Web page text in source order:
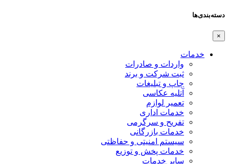
دسته‌بندی‌ها
×
خدمات
واردات و صادرات
ثبت شرکت و برند
چاپ و تبلیغات
آتلیه عکاسی
تعمیر لوازم
خدمات اداری
تفریح و سرگرمی
خدمات بازرگانی
سیستم امنیتی و حفاظتی
خدمات پخش و توزیع
سایر خدمات